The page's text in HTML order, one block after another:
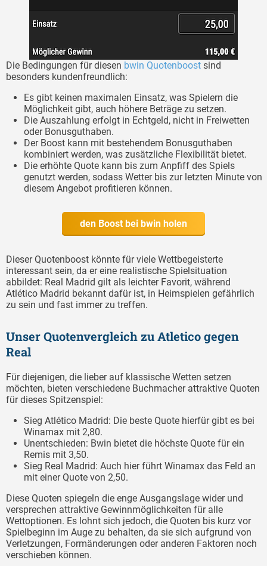
Die Bedingungen für diesen bwin Quotenboost sind
besonders kundenfreundlich:
Es gibt keinen maximalen Einsatz, was Spielern die
Möglichkeit gibt, auch höhere Beträge zu setzen.
Die Auszahlung erfolgt in Echtgeld, nicht in Freiwetten
oder Bonusguthaben.
Der Boost kann mit bestehendem Bonusguthaben
kombiniert werden, was zusätzliche Flexibilität bietet.
Die erhöhte Quote kann bis zum Anpfiff des Spiels
genutzt werden, sodass Wetter bis zur letzten Minute von
diesem Angebot profitieren können.
den Boost bei bwin holen
Dieser Quotenboost könnte für viele Wettbegeisterte
interessant sein, da er eine realistische Spielsituation
abbildet: Real Madrid gilt als leichter Favorit, während
Atlético Madrid bekannt dafür ist, in Heimspielen gefährlich
zu sein und fast immer zu treffen.
Unser Quotenvergleich zu Atletico gegen
Real
Für diejenigen, die lieber auf klassische Wetten setzen
möchten, bieten verschiedene Buchmacher attraktive Quoten
für dieses Spitzenspiel:
Sieg Atlético Madrid: Die beste Quote hierfür gibt es bei
Winamax mit 2,80.
Unentschieden: Bwin bietet die höchste Quote für ein
Remis mit 3,50.
Sieg Real Madrid: Auch hier führt Winamax das Feld an
mit einer Quote von 2,50.
Diese Quoten spiegeln die enge Ausgangslage wider und
versprechen attraktive Gewinnmöglichkeiten für alle
Wettoptionen. Es lohnt sich jedoch, die Quoten bis kurz vor
Spielbeginn im Auge zu behalten, da sie sich aufgrund von
Verletzungen, Formänderungen oder anderen Faktoren noch
verschieben können.